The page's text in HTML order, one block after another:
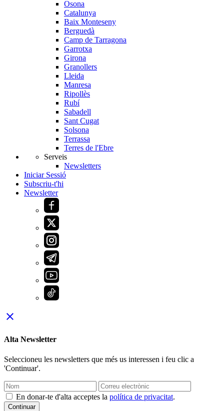
Osona
Catalunya
Baix Monteseny
Berguedà
Camp de Tarragona
Garrotxa
Girona
Granollers
Lleida
Manresa
Ripollès
Rubí
Sabadell
Sant Cugat
Solsona
Terrassa
Terres de l'Ebre
Serveis
Newsletters
Iniciar Sessió
Subscriu-t'hi
Newsletter
close
Alta Newsletter
Seleccioneu les newsletters que més us interessen i feu clic a
'Continuar'.
En donar-te d'alta acceptes la política de privacitat.
Continuar